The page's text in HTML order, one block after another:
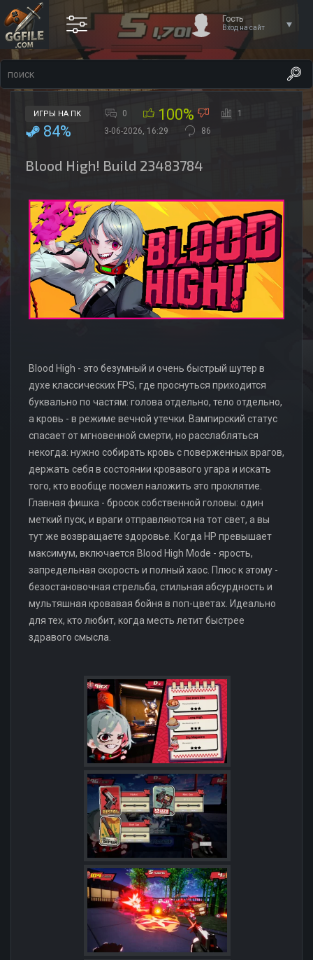
Гость
Вход на сайт
ИГРЫ НА ПК 0 100% 1
84% 3-06-2026, 16:29 86
Blood High! Build 23483784
Blood High - это безумный и очень быстрый шутер в
духе классических FPS, где проснуться приходится
буквально по частям: голова отдельно, тело отдельно,
а кровь - в режиме вечной утечки. Вампирский статус
спасает от мгновенной смерти, но расслабляться
некогда: нужно собирать кровь с поверженных врагов,
держать себя в состоянии кровавого угара и искать
того, кто вообще посмел наложить это проклятие.
Главная фишка - бросок собственной головы: один
меткий пуск, и враги отправляются на тот свет, а вы
тут же возвращаете здоровье. Когда HP превышает
максимум, включается Blood High Mode - ярость,
запредельная скорость и полный хаос. Плюс к этому -
безостановочная стрельба, стильная абсурдность и
мультяшная кровавая бойня в поп-цветах. Идеально
для тех, кто любит, когда месть летит быстрее
здравого смысла.